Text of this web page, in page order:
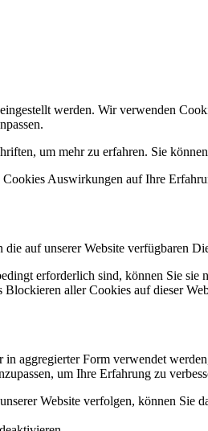
werden. Wir verwenden
um mehr zu erfahren. Sie
Auswirkungen auf Ihre
auf unserer Website verfügbaren
erforderlich sind, können Sie
aller Cookies auf dieser
aggregierter Form verwendet
um Ihre Erfahrung zu
Website verfolgen, können Sie